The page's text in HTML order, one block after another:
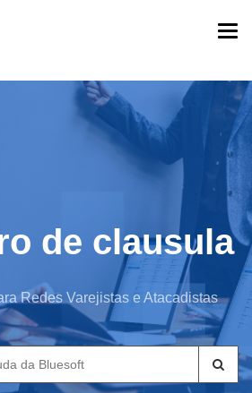
de clausula
Redes Varejistas e Atacadistas